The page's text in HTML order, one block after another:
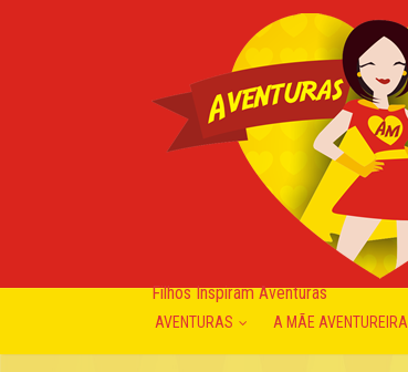
Filhos Inspiram Aventuras
AVENTURAS A MÃE AVENTUREIRA